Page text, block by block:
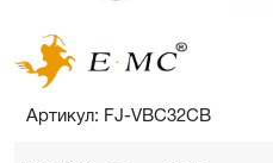
Артикул: FJ-VBC32CB